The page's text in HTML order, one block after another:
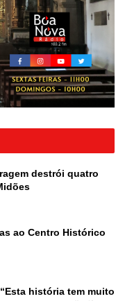
destrói quatro
ao Centro Histórico
história tem muito